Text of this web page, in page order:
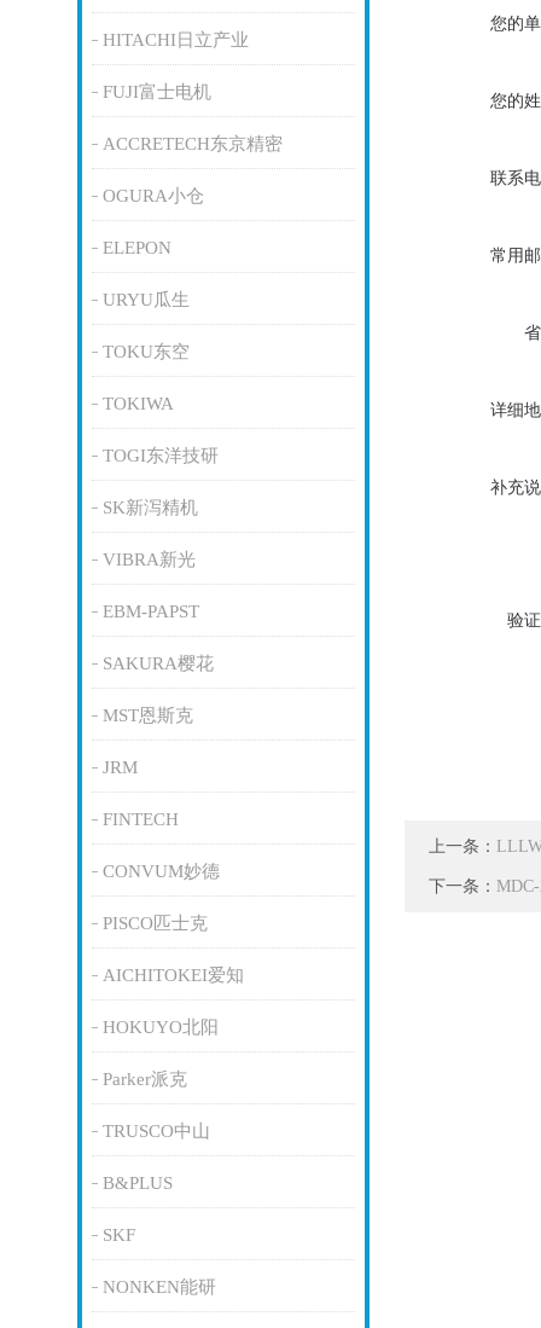
HITACHI日立产业
FUJI富士电机
ACCRETECH东京精密
OGURA小仓
ELEPON
URYU瓜生
TOKU东空
TOKIWA
TOGI东洋技研
SK新泻精机
VIBRA新光
EBM-PAPST
SAKURA樱花
MST恩斯克
JRM
FINTECH
CONVUM妙德
PISCO匹士克
AICHITOKEI爱知
HOKUYO北阳
Parker派克
TRUSCO中山
B&PLUS
SKF
NONKEN能研
您的
您的
联系
常用
详细
补充
验
上一条：
下一条：